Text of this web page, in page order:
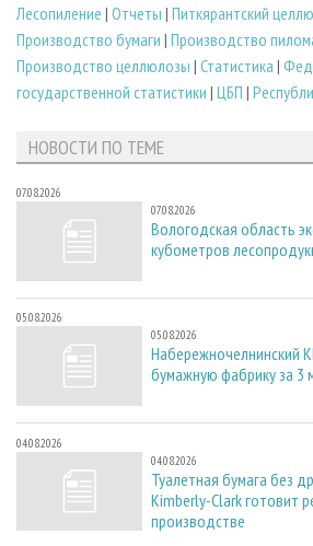
Лесопиление | Отчеты | Питкярантский
Производство бумаги | Производство
Производство целлюлозы | Статистика |
государственной статистики | ЦБП |
НОВОСТИ ПО ТЕМЕ
07.08.2026
07.08.2026
Вологодская область
кубометров
05.08.2026
05.08.2026
Набережночелнинский
бумажную фабрику за 3
04.08.2026
04.08.2026
Туалетная бумага без
Kimberly-Clark готовит
производстве